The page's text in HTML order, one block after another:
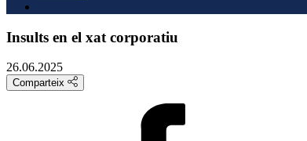
Insults en el xat corporatiu
26.06.2025
Comparteix